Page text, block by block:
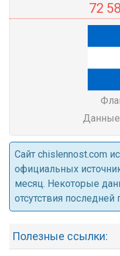
72
Данные
Cайт chislennost.com
официальных
месяц. Некоторые
отсутствия последней
Полезные ссылки: